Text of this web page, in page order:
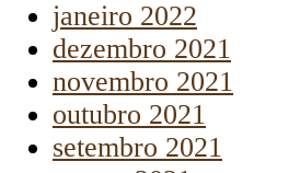
janeiro 2022
dezembro 2021
novembro 2021
outubro 2021
setembro 2021